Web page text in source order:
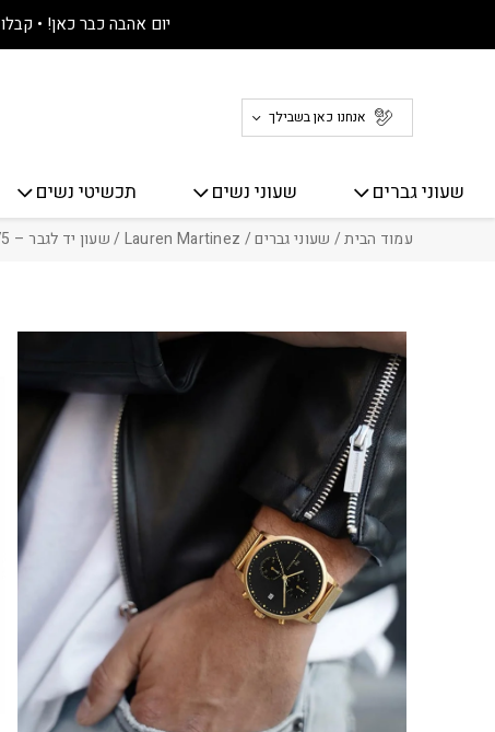
יום אהבה כבר כאן! • קבלו 30% הנחה על כל האתר! 🤍
אנחנו כאן בשבילך
שעוני גברים שעוני נשים תכשיטי נשים
עמוד הבית/ שעוני גברים/
Lauren Martinez/ שעון יד לגבר – Lauren Martinez M8175 + רצועת עור מתנה!